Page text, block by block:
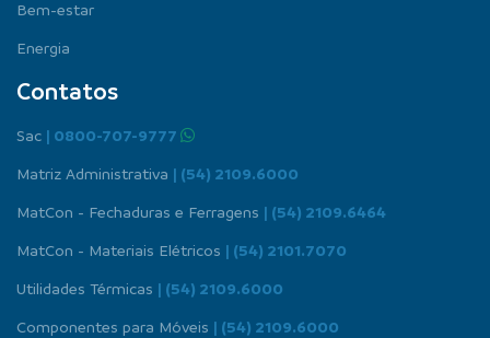
Bem-estar
Energia
Contatos
Sac | 0800-707-9777
Matriz Administrativa | (54) 2109.6000
MatCon - Fechaduras e Ferragens | (54) 2109.6464
MatCon - Materiais Elétricos | (54) 2101.7070
Utilidades Térmicas | (54) 2109.6000
Componentes para Móveis | (54) 2109.6000